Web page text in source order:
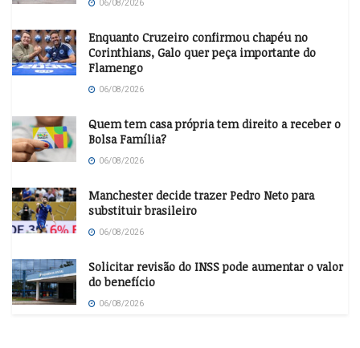
06/08/2026
Enquanto Cruzeiro confirmou chapéu no
Corinthians, Galo quer peça importante do
Flamengo
06/08/2026
Quem tem casa própria tem direito a receber o
Bolsa Família?
06/08/2026
Manchester decide trazer Pedro Neto para
substituir brasileiro
06/08/2026
Solicitar revisão do INSS pode aumentar o valor
do benefício
06/08/2026